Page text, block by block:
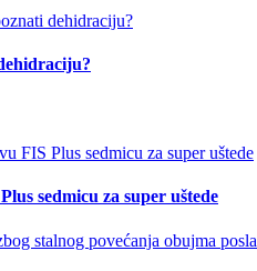
sedmicu za super uštede